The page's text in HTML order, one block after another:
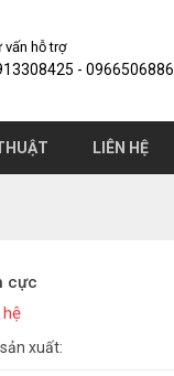
vấn hỗ trợ
- 0966506886
LIÊN HỆ
cực
hệ
xuất: